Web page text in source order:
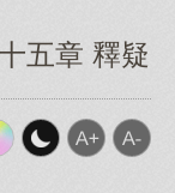
五章 釋疑